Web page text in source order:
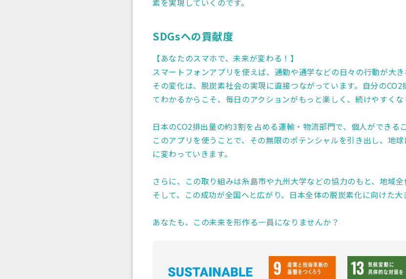
素を実現していくのです。
SDGsへの貢献度
【あなたのスマホで、未来が変わる！】
スマートフォンアプリを使えば、通勤や通学などの日々の行動が大き
その変化は、脱炭素社会の実現に直接つながっています。自分の
てわかるからこそ、毎日のアクションがもっと楽しく、続けやすくな
日本のCO2排出量の約3割を占める運輸・物流部門で、個人ができる
このアプリを使うことで、その無限のポテンシャルを引き出し、地
に変わっていきます。
さらに、この取り組みは糸島市や九州大学などの協力のもと、地域全
そして、この成功が全国へと広がり、日本全体の脱炭素化に向けた大
あなたも、この未来を形作る一員になりませんか？